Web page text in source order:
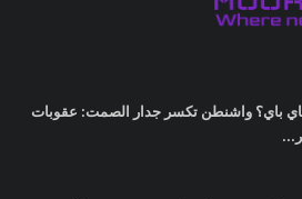
باي؟ واشنطن تكسر جدار الصمت: عقوبات